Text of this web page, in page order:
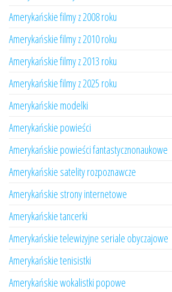
Amerykańskie filmy z 2008 roku
Amerykańskie filmy z 2010 roku
Amerykańskie filmy z 2013 roku
Amerykańskie filmy z 2025 roku
Amerykańskie modelki
Amerykańskie powieści
Amerykańskie powieści fantastycznonaukowe
Amerykańskie satelity rozpoznawcze
Amerykańskie strony internetowe
Amerykańskie tancerki
Amerykańskie telewizyjne seriale obyczajowe
Amerykańskie tenisistki
Amerykańskie wokalistki popowe